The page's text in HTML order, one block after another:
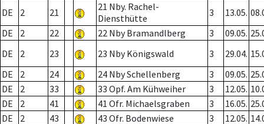
DE 2 21
21 Nby. Rachel-
Diensthütte
3 13.05.
DE
2 22 22 Nby Bramandlberg 3 09.05.
DE
2 23 23 Nby Königswald 3 29.04.
DE
2 24 24 Nby Schellenberg 3 09.05.
DE
2 33 33 Opf. Am Kühweiher 3 12.05.
DE
2 41 41 Ofr. Michaelsgraben 3 16.05.
DE
2 43 43 Ofr. Bodenwiese 3 12.05.